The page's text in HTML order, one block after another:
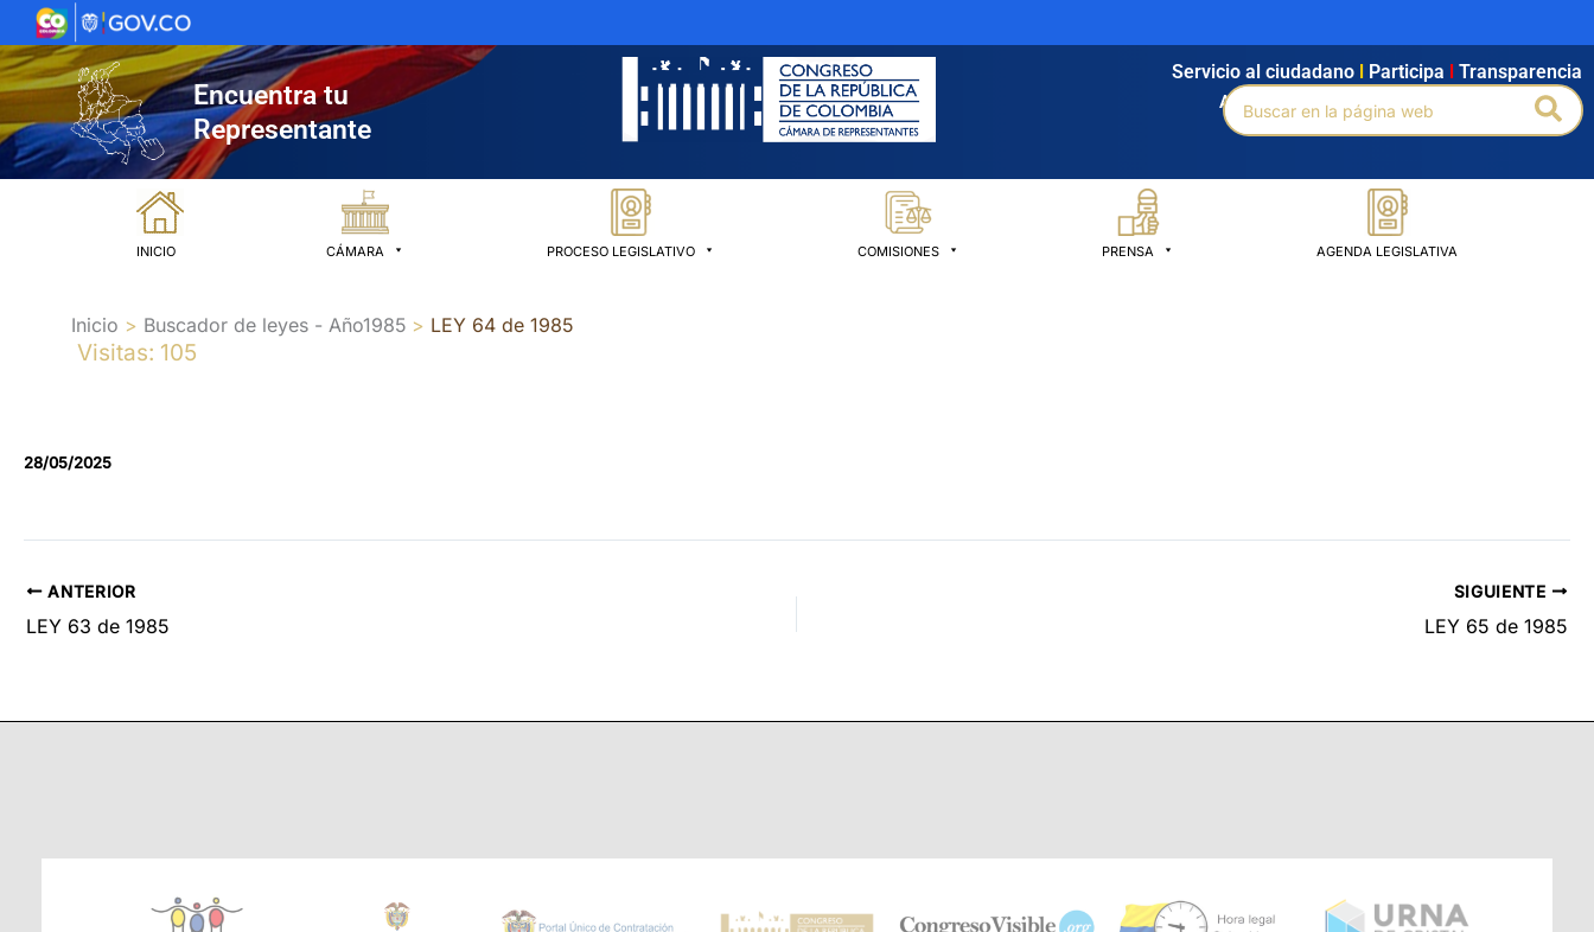
al
contenido
Encuentra tu
Representante
Agendamiento Intranet Búsqueda avanzada
Servicio al ciudadano Participa Transparencia
Buscar
por:
INICIO CÁMARA PROCESO LEGISLATIVO COMISIONES PRENSA AGENDA LEGISLATIVA
Inicio Buscador de leyes - Año1985 LEY 64 de 1985
Visitas: 105
28/05/2025
ANTERIOR
LEY 63 de 1985
SIGUIENTE
LEY 65 de 1985